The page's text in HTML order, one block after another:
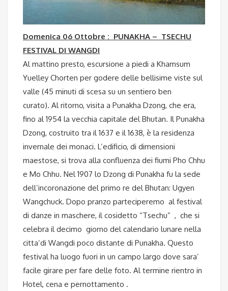
Domenica 06 Ottobre : PUNAKHA – TSECHU
FESTIVAL DI WANGDI
Al mattino presto, escursione a piedi a Khamsum
Yuelley Chorten per godere delle bellisime viste sul
valle (45 minuti di scesa su un sentiero ben
curato). Al ritorno, visita a Punakha Dzong, che era,
fino al 1954 la vecchia capitale del Bhutan. Il Punakha
Dzong, costruito tra il 1637 e il 1638, è la residenza
invernale dei monaci. L’edificio, di dimensioni
maestose, si trova alla confluenza dei fiumi Pho Chhu
e Mo Chhu. Nel 1907 lo Dzong di Punakha fu la sede
dell’incoronazione del primo re del Bhutan: Ugyen
Wangchuck. Dopo pranzo parteciperemo al festival
di danze in maschere, il cosidetto “Tsechu” , che si
celebra il decimo giorno del calendario lunare nella
citta’di Wangdi poco distante di Punakha. Questo
festival ha luogo fuori in un campo largo dove sara’
facile girare per fare delle foto. Al termine rientro in
Hotel, cena e pernottamento .